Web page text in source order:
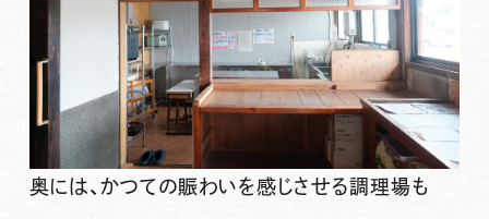
奥には、かつての賑わいを感じさせる調理場も